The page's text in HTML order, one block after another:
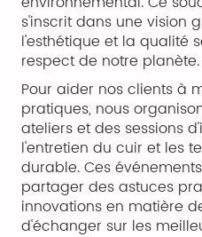
s'inscrit dans une vision
l'esthétique et la qualité
respect de notre planète.
Pour aider nos clients à
pratiques, nous
ateliers et des sessions
l'entretien du cuir et les
durable. Ces
partager des astuces
innovations en matière
d'échanger sur les